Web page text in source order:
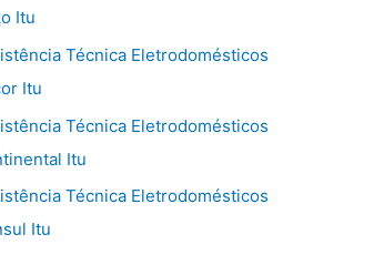
Itu
Técnica Eletrodomésticos
Itu
Técnica Eletrodomésticos
Itu
Técnica Eletrodomésticos
Itu